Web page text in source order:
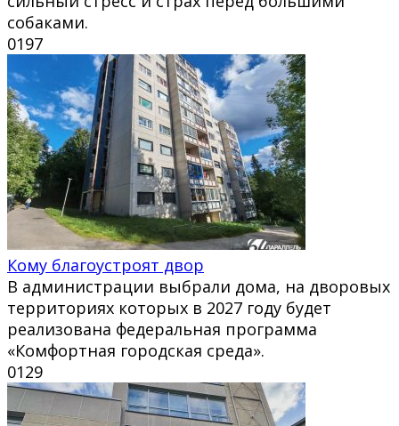
собаками.
0197
Кому благоустроят двор
В администрации выбрали дома, на дворовых
территориях которых в 2027 году будет
реализована федеральная программа
«Комфортная городская среда».
0129